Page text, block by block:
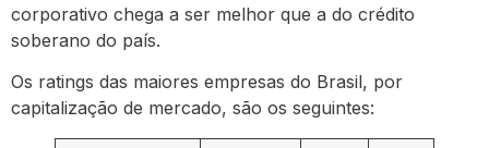
corporativo chega a ser melhor que a do crédito
soberano do país.
Os ratings das maiores empresas do Brasil, por
capitalização de mercado, são os seguintes: